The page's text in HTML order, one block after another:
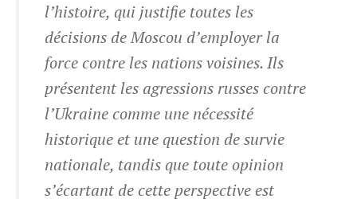
l’histoire, qui justifie toutes les
décisions de Moscou d’employer la
force contre les nations voisines. Ils
présentent les agressions russes contre
l’Ukraine comme une nécessité
historique et une question de survie
nationale, tandis que toute opinion
s’écartant de cette perspective est